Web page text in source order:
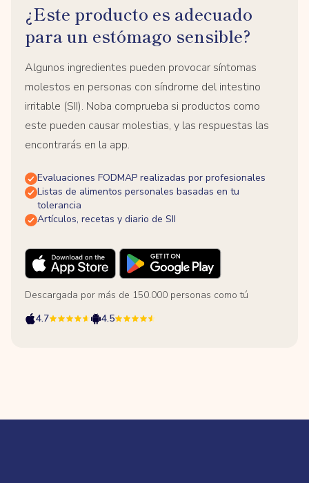
¿Este producto es adecuado
para un estómago sensible?
Algunos ingredientes pueden provocar síntomas
molestos en personas con síndrome del intestino
irritable (SII). Noba comprueba si productos como
este pueden causar molestias, y las respuestas las
encontrarás en la app.
Evaluaciones FODMAP realizadas por profesionales
Listas de alimentos personales basadas en tu
tolerancia
Artículos, recetas y diario de SII
Descargada por más de 150.000 personas como tú
4.7
4.5